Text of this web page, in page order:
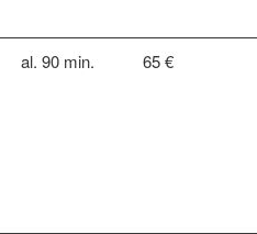
al. 90 min. 65 €